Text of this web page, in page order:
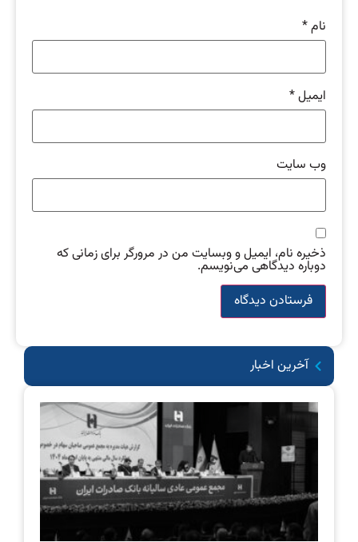
نام*
ایمیل*
وب‌ سایت
ذخیره نام، ایمیل و وبسایت من در مرورگر برای زمانی که
دوباره دیدگاهی می‌نویسم.
آخرین اخبار